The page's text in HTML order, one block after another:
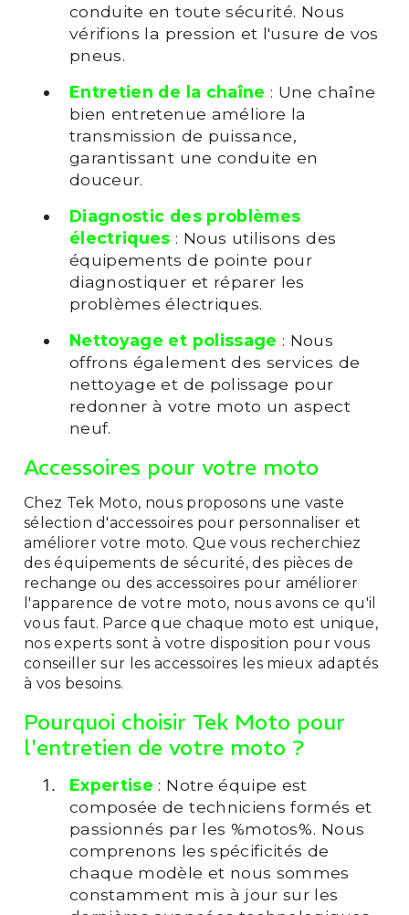
conduite en toute sécurité. Nous
vérifions la pression et l'usure de vos
pneus.
Entretien de la chaîne : Une chaîne
bien entretenue améliore la
transmission de puissance,
garantissant une conduite en
douceur.
Diagnostic des problèmes
électriques : Nous utilisons des
équipements de pointe pour
diagnostiquer et réparer les
problèmes électriques.
Nettoyage et polissage : Nous
offrons également des services de
nettoyage et de polissage pour
redonner à votre moto un aspect
neuf.
Accessoires pour votre moto
Chez Tek Moto, nous proposons une vaste
sélection d'accessoires pour personnaliser et
améliorer votre moto. Que vous recherchiez
des équipements de sécurité, des pièces de
rechange ou des accessoires pour améliorer
l'apparence de votre moto, nous avons ce qu'il
vous faut. Parce que chaque moto est unique,
nos experts sont à votre disposition pour vous
conseiller sur les accessoires les mieux adaptés
à vos besoins.
Pourquoi choisir Tek Moto pour
l'entretien de votre moto ?
Expertise : Notre équipe est
composée de techniciens formés et
passionnés par les %motos%. Nous
comprenons les spécificités de
chaque modèle et nous sommes
constamment mis à jour sur les